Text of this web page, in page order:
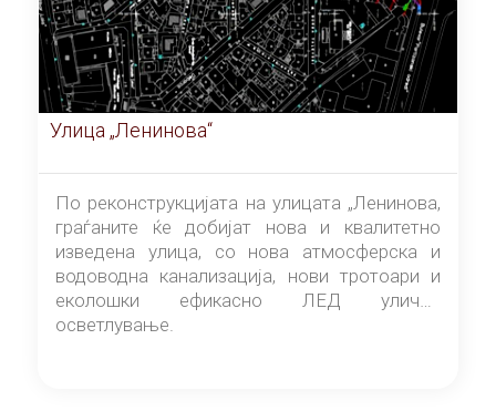
Улица „Ленинова“
По реконструкцијата на улицата „Ленинова,
граѓаните ќе добијат нова и квалитетно
изведена улица, со нова атмосферска и
водоводна канализација, нови тротоари и
еколошки ефикасно ЛЕД улично
осветлување.